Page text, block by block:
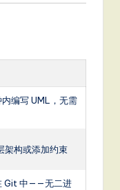
编写 UML，无需
架构或添加约束
Git 中——无二进